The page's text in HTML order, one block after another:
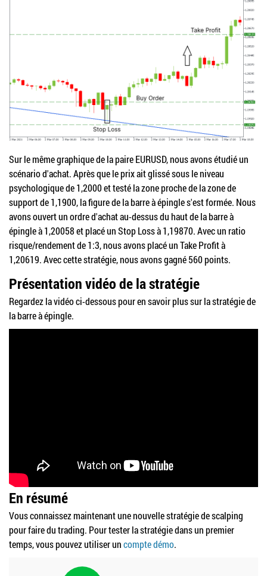
Sur le même graphique de la paire EURUSD, nous avons étudié un
scénario d'achat. Après que le prix ait glissé sous le niveau
psychologique de 1,2000 et testé la zone proche de la zone de
support de 1,1900, la figure de la barre à épingle s'est formée. Nous
avons ouvert un ordre d'achat au-dessus du haut de la barre à
épingle à 1,20058 et placé un Stop Loss à 1,19870. Avec un ratio
risque/rendement de 1:3, nous avons placé un Take Profit à
1,20619. Avec cette stratégie, nous avons gagné 560 points.
Présentation vidéo de la stratégie
Regardez la vidéo ci-dessous pour en savoir plus sur la stratégie de
la barre à épingle.
En résumé
Vous connaissez maintenant une nouvelle stratégie de scalping
pour faire du trading. Pour tester la stratégie dans un premier
temps, vous pouvez utiliser uncompte démo.